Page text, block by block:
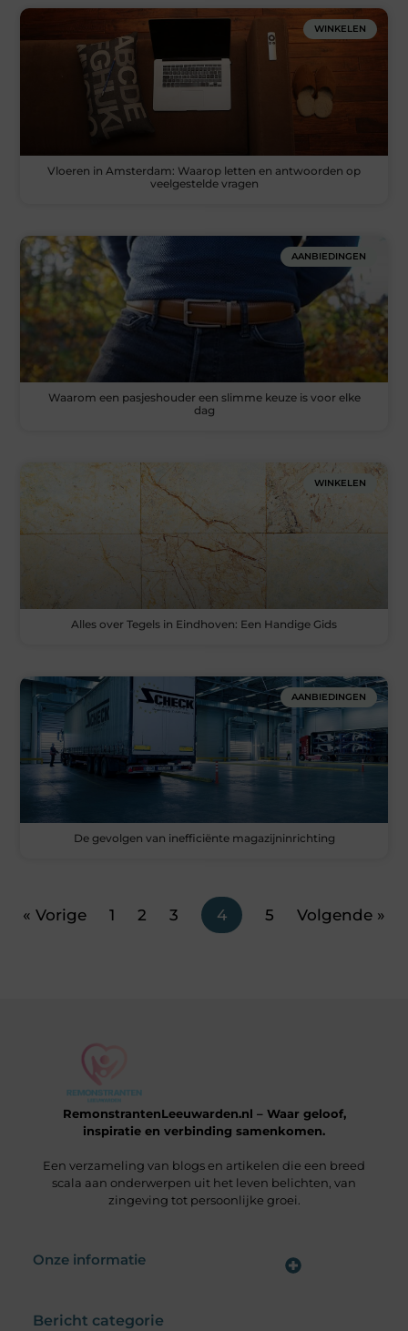
WINKELEN
Vloeren in Amsterdam: Waarop letten en antwoorden op
veelgestelde vragen
AANBIEDINGEN
Waarom een pasjeshouder een slimme keuze is voor elke
dag
WINKELEN
Alles over Tegels in Eindhoven: Een Handige Gids
AANBIEDINGEN
De gevolgen van inefficiënte magazijninrichting
« Vorige 1 2 3 4 5 Volgende »
RemonstrantenLeeuwarden.nl – Waar geloof,
inspiratie en verbinding samenkomen.
Een verzameling van blogs en artikelen die een breed
scala aan onderwerpen uit het leven belichten, van
zingeving tot persoonlijke groei.
Onze informatie
Bericht categorie